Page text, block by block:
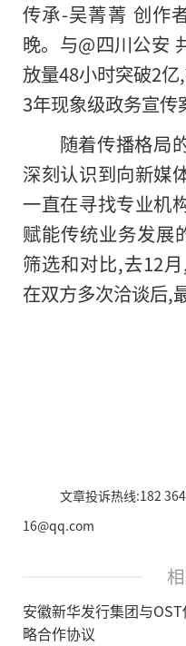
传承-吴菁菁 创作
晚。与@四川公安
放量48小时突破2
3年现象级政务宣传
随着传播格局
深刻认识到向新媒
一直在寻找专业机
赋能传统业务发展
筛选和对比,去12
在双方多次洽谈后,
文章投诉热线:182
16@qq.com
安徽新华发行集团与
略合作协议